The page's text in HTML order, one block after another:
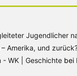
Jugendlicher
Amerika, und
- WK | Geschichte bei